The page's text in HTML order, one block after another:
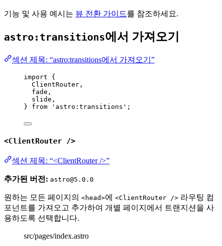
기능 및 사용 예시는 뷰 전환 가이드를 참조하세요.
astro:transitions에서 가져오기
섹션 제목: “astro:transitions에서 가져오기”
import {
ClientRouter,
fade,
slide,
} from ' astro:transitions ' ;
<ClientRouter />
섹션 제목: “<ClientRouter />”
추가된 버전: astro@5.0.0
원하는 모든 페이지의 <head>에 <ClientRouter /> 라우팅 컴
포넌트를 가져오고 추가하여 개별 페이지에서 트랜지션을 사
용하도록 선택합니다.
src/pages/index.astro